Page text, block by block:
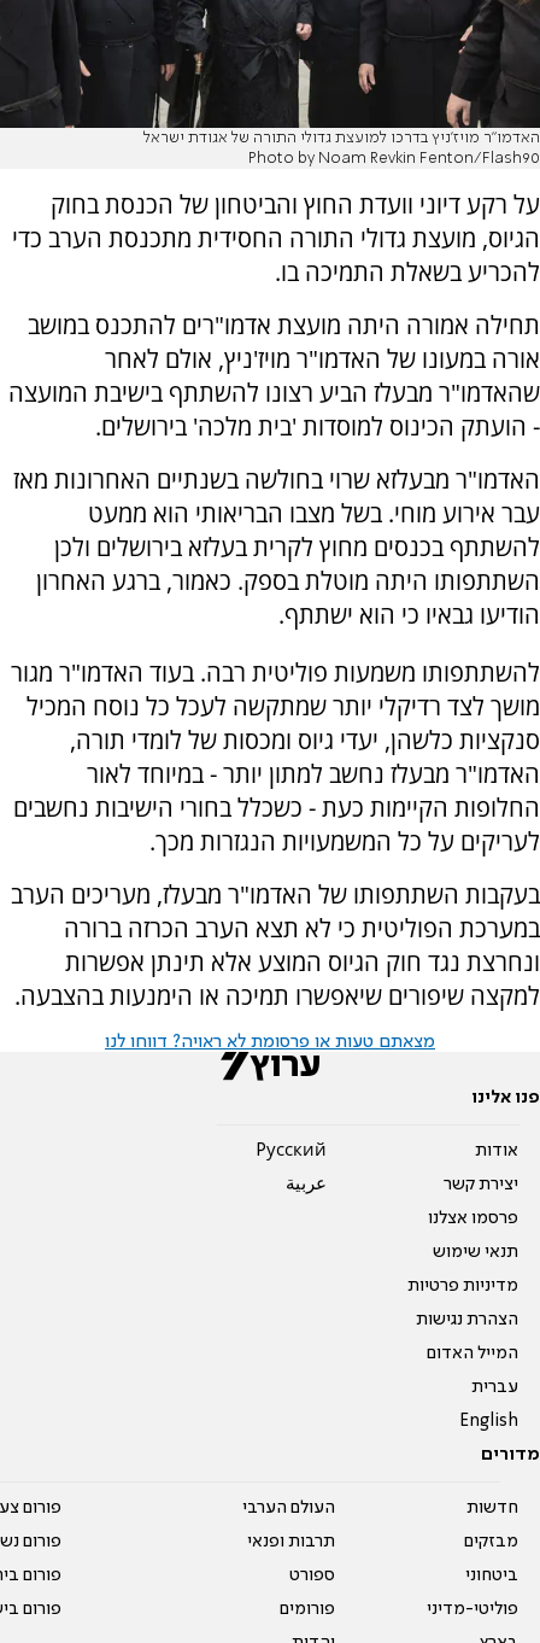
האדמו"ר מויז'ניץ בדרכו למועצת גדולי התורה של אגודת ישראל
Photo by Noam Revkin Fenton/Flash90
על רקע דיוני וועדת החוץ והביטחון של הכנסת בחוק
הגיוס, מועצת גדולי התורה החסידית מתכנסת הערב כדי
להכריע בשאלת התמיכה בו.
תחילה אמורה היתה מועצת אדמו"רים להתכנס במושב
אורה במעונו של האדמו"ר מויז'ניץ, אולם לאחר
שהאדמו"ר מבעלז הביע רצונו להשתתף בישיבת המועצה
- הועתק הכינוס למוסדות 'בית מלכה' בירושלים.
האדמו"ר מבעלזא שרוי בחולשה בשנתיים האחרונות מאז
עבר אירוע מוחי. בשל מצבו הבריאותי הוא ממעט
להשתתף בכנסים מחוץ לקרית בעלזא בירושלים ולכן
השתתפותו היתה מוטלת בספק. כאמור, ברגע האחרון
הודיעו גבאיו כי הוא ישתתף.
להשתתפותו משמעות פוליטית רבה. בעוד האדמו"ר מגור
מושך לצד רדיקלי יותר שמתקשה לעכל כל נוסח המכיל
סנקציות כלשהן, יעדי גיוס ומכסות של לומדי תורה,
האדמו"ר מבעלז נחשב למתון יותר - במיוחד לאור
החלופות הקיימות כעת - כשכלל בחורי הישיבות נחשבים
לעריקים על כל המשמעויות הנגזרות מכך.
בעקבות השתתפותו של האדמו"ר מבעלז, מעריכים הערב
במערכת הפוליטית כי לא תצא הערב הכרזה ברורה
ונחרצת נגד חוק הגיוס המוצע אלא תינתן אפשרות
למקצה שיפורים שיאפשרו תמיכה או הימנעות בהצבעה.
מצאתם טעות או פרסומת לא ראויה? דווחו לנו
פנו אלינו
אודות
יצירת קשר
פרסמו אצלנו
תנאי שימוש
מדיניות פרטיות
הצהרת נגישות
המייל האדום
עברית
English
Pусский
عربية
מדורים
חדשות
מבזקים
ביטחוני
פוליטי-מדיני
העולם הערבי
תרבות ופנאי
ספורט
פורומים
פורום
פורום
פורום
פורום